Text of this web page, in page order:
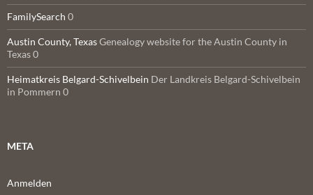
FamilySearch 0
Austin County, TexasGenealogy website for the Austin County in
Texas 0
Heimatkreis Belgard-Schivelbein Der Landkreis Belgard-Schivelbein
in Pommern 0
META
Anmelden